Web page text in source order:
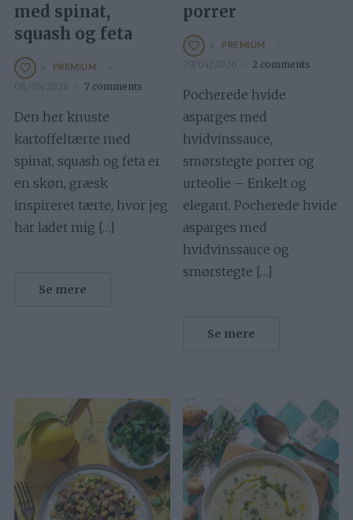
med spinat,
squash og feta
PREMIUM
08/05/2026 7 comments
Den her knuste
kartoffeltærte med
spinat, squash og feta er
en skøn, græsk
inspireret tærte, hvor jeg
har ladet mig […]
Se mere
porrer
PREMIUM
29/04/2026 2 comments
Pocherede hvide
asparges med
hvidvinssauce,
smørstegte porrer og
urteolie – Enkelt og
elegant. Pocherede hvide
asparges med
hvidvinssauce og
smørstegte […]
Se mere